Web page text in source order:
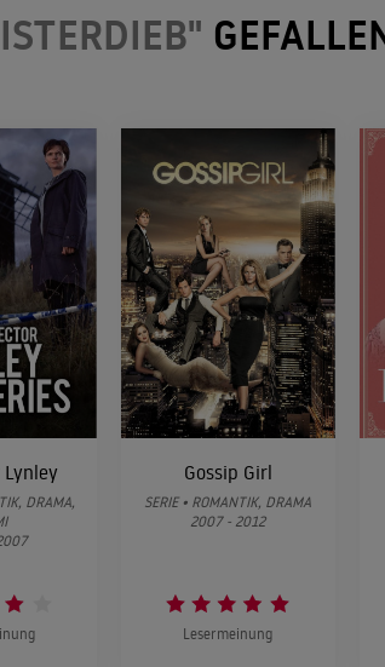
das er mit Eleganz und ohne die geringste
lüftet die dunkelsten Geheimnisse und
Dach
Arsène Lupin arrive à subtiliser le «collier de la reine»,
et préfet de police. Herlock Sholmes, le détective
caché par Lupin dans son château en Normandie
se retrouve à Cannes chargé par Guerchard de
de posséder un coffre-fort absolument inviolable. Or Lupin
du trésor des Incas. Sous son aspect normal, Lupin rend
un château de Normandie, on découvre un cadavre.
les lieux du crime, Arsène Lupin vole, mais ne tue jamais. Un
de Gesvres et les remplacer par des moulages
2ème Bureau français, le commissaire Guerchard et le
DRAMA,
Gossip Girl
SERIE • ROMANTIK, DRAMA
2007 - 2012
Lesermeinung